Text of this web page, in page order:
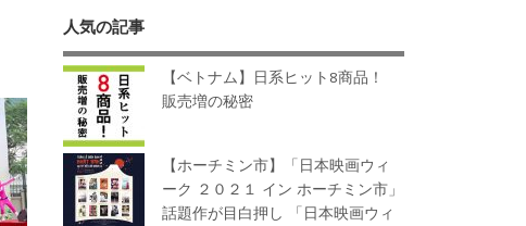
人気の記事
【ベトナム】日系ヒット8商品！
販売増の秘密
【ホーチミン市】「日本映画ウィ
ーク ２０２１ イン ホーチミン市」
話題作が目白押し 「日本映画ウィ